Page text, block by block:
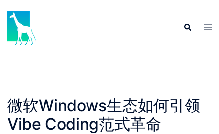
content
Search
微软Windows生态如何引领
Vibe Coding范式革命